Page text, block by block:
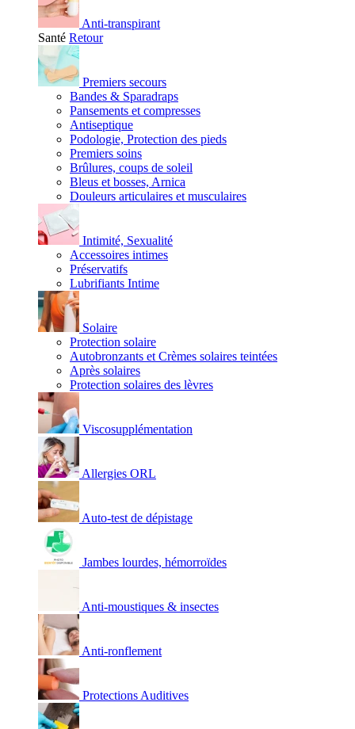
Anti-transpirant
Santé Retour
Premiers secours
Bandes & Sparadraps
Pansements et compresses
Antiseptique
Podologie, Protection des pieds
Premiers soins
Brûlures, coups de soleil
Bleus et bosses, Arnica
Douleurs articulaires et musculaires
Intimité, Sexualité
Accessoires intimes
Préservatifs
Lubrifiants Intime
Solaire
Protection solaire
Autobronzants et Crèmes solaires teintées
Après solaires
Protection solaires des lèvres
Viscosupplémentation
Allergies ORL
Auto-test de dépistage
Jambes lourdes, hémorroïdes
Anti-moustiques & insectes
Anti-ronflement
Protections Auditives